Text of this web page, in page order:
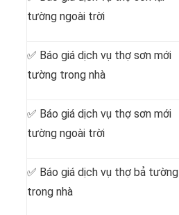
tường ngoài trời
✅ Báo giá dịch vụ thợ sơn mới
tường trong nhà
✅ Báo giá dịch vụ thợ sơn mới
tường ngoài trời
✅ Báo giá dịch vụ thợ bả tường
trong nhà